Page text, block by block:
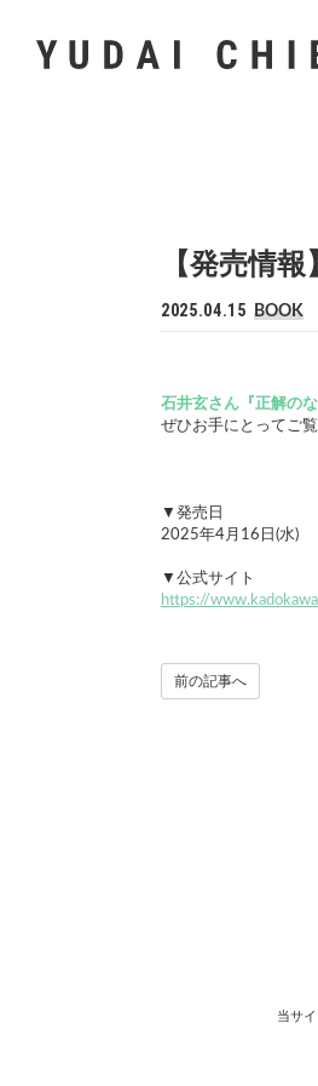
【発売情
2025.04.15 BOOK
石井玄さん『正解のな
ぜひお手にとってご覧
▼発売日
2025年4月16日(水)
▼公式サイト
https://
前の記事へ
当サ